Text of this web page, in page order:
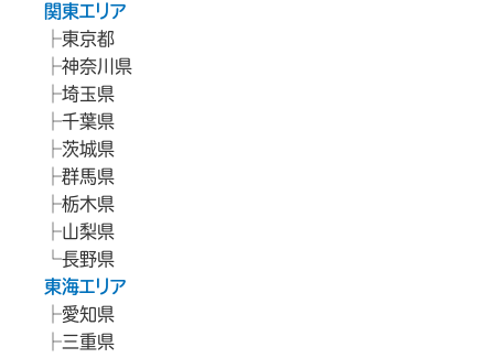
関東エリア
東京都
神奈川県
埼玉県
千葉県
茨城県
群馬県
栃木県
山梨県
長野県
東海エリア
愛知県
三重県